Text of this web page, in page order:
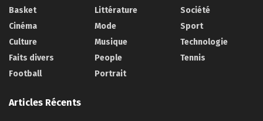
Basket
Cinéma
Culture
Faits divers
Football
Littérature
Mode
Musique
People
Portrait
Société
Sport
Technologie
Tennis
Articles Récents